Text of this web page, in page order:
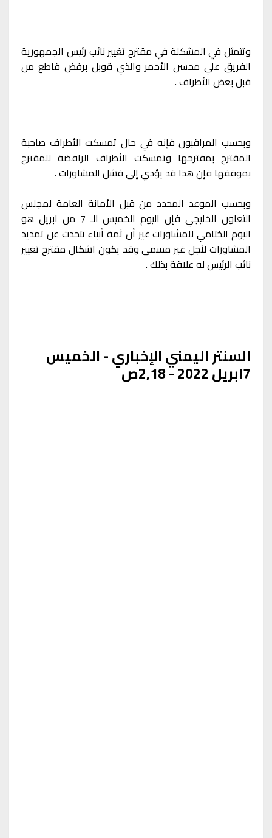
وتتمثل في المشكلة في مقترح تغيير نائب رئيس الجمهورية
الفريق علي محسن الأحمر والذي قوبل برفض قاطع من
قبل بعض الأطراف .
وبحسب المراقبون فإنه في حال تمسكت الأطراف صاحبة
المقترح بمقترحها وتمسكت الأطراف الرافضة للمقترح
بموقفها فإن هذا قد يؤدي إلى فشل المشاورات .
وبحسب الموعد المحدد من قبل الأمانة العامة لمجلس
التعاون الخليجي فإن اليوم الخميس الـ 7 من ابريل هو
اليوم الختامي للمشاورات غير أن ثمة أنباء تتحدث عن تمديد
المشاورات لأجل غير مسمى وقد يكون اشكال مقترح تغيير
نائب الرئيس له علاقة بذلك .
السنتر اليمني الإخباري - الخميس
7ابريل 2022 - 2,18ص